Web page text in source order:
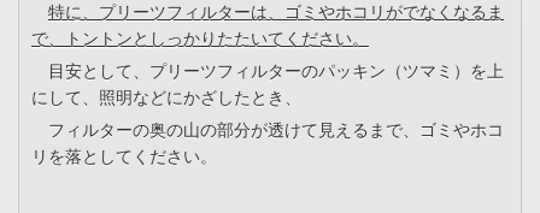
特に、プリーツフィルターは、ゴミやホコリがでなくなるま
で、トントンとしっかりたたいてください。
目安として、プリーツフィルターのパッキン（ツマミ）を上
にして、照明などにかざしたとき、
フィルターの奥の山の部分が透けて見えるまで、ゴミやホコ
リを落としてください。